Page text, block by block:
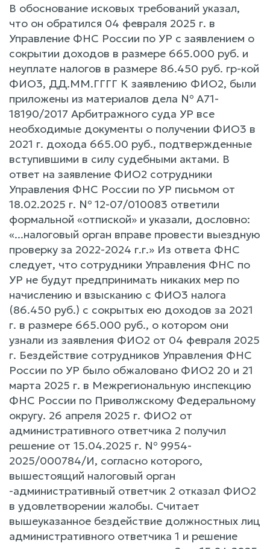
В обоснование исковых требований указал,
что он обратился 04 февраля 2025 г. в
Управление ФНС России по УР с заявлением о
сокрытии доходов в размере 665.000 руб. и
неуплате налогов в размере 86.450 руб. гр-кой
ФИО3, ДД.ММ.ГГГГ К заявлению ФИО2, были
приложены из материалов дела № А71-
18190/2017 Арбитражного суда УР все
необходимые документы о получении ФИО3 в
2021 г. дохода 665.00 руб., подтвержденные
вступившими в силу судебными актами. В
ответ на заявление ФИО2 сотрудники
Управления ФНС России по УР письмом от
18.02.2025 г. № 12-07/010083 ответили
формальной «отпиской» и указали, дословно:
«...налоговый орган вправе провести выездную
проверку за 2022-2024 г.г.» Из ответа ФНС
следует, что сотрудники Управления ФНС по
УР не будут предпринимать никаких мер по
начислению и взысканию с ФИО3 налога
(86.450 руб.) с сокрытых ею доходов за 2021
г. в размере 665.000 руб., о котором они
узнали из заявления ФИО2 от 04 февраля 2025
г. Бездействие сотрудников Управления ФНС
России по УР было обжаловано ФИО2 20 и 21
марта 2025 г. в Межрегиональную инспекцию
ФНС России по Приволжскому Федеральному
округу. 26 апреля 2025 г. ФИО2 от
административного ответчика 2 получил
решение от 15.04.2025 г. № 9954-
2025/000784/И, согласно которого,
вышестоящий налоговый орган
-административный ответчик 2 отказал ФИО2
в удовлетворении жалобы. Считает
вышеуказанное бездействие должностных лиц
административного ответчика 1 и решение